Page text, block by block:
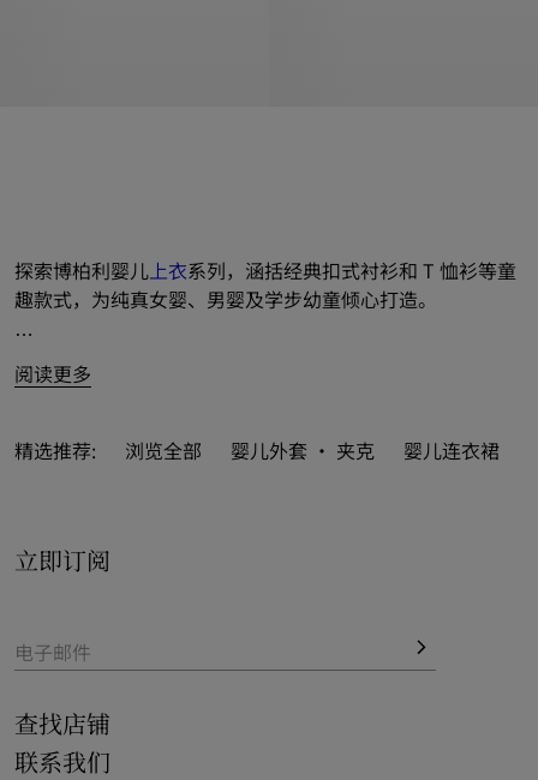
探索博柏利婴儿上衣系列，涵括经典扣式衬衫和 T 恤衫等童
趣款式，为纯真女婴、男婴及学步幼童倾心打造。
衫和新季印花 T 恤衫，风采随行多彩童年。
为萌真女婴呈献 T 恤衫和轻盈女衫等多姿设计，融入新季
阅读更多
精选推荐: 浏览全部 婴儿外套 · 夹克 婴儿连衣裙
立即订阅
电子邮件
查找店铺
联系我们